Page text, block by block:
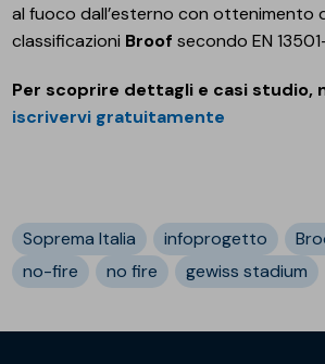
al fuoco dall’esterno con ottenimento
classificazioni Broof secondo EN
Per scoprire dettagli e casi studio,
iscrivervi gratuitamente
Soprema Italia infoprogetto
no-fire
no fire gewiss stadium